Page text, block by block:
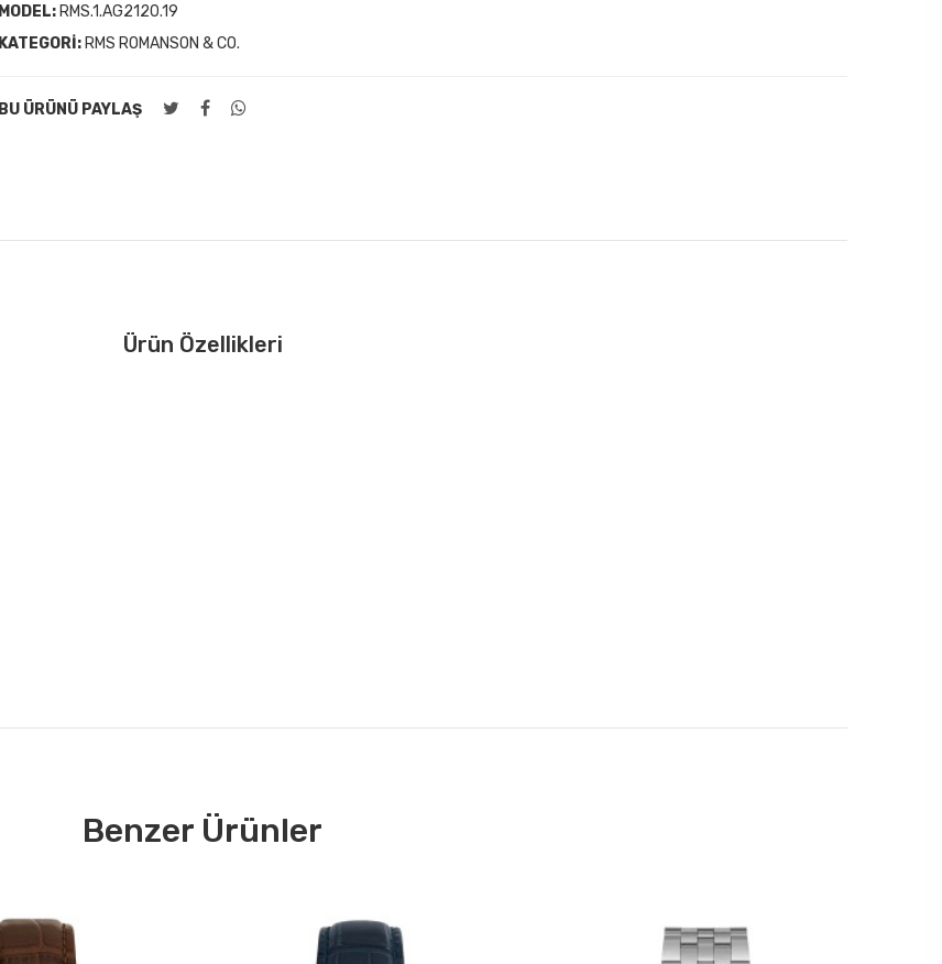
MODEL: RMS.1.AG2120.19
KATEGORI: RMS ROMANSON & CO.
BU ÜRÜNÜ PAYLAŞ
Ürün Özellikleri
Benzer Ürünler